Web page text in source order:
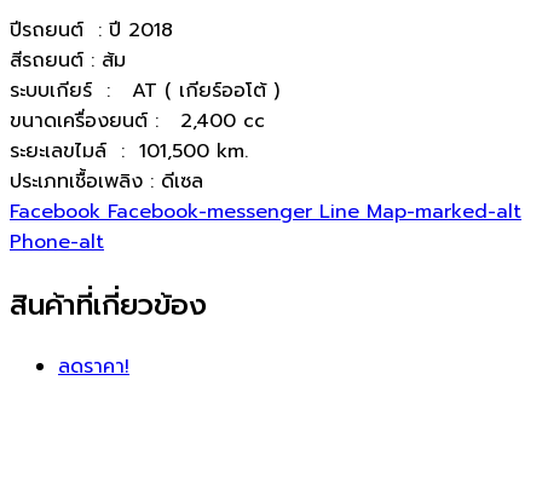
ปีรถยนต์ : ปี 2018
สีรถยนต์ : ส้ม
ระบบเกียร์ : AT ( เกียร์ออโต้ )
ขนาดเครื่องยนต์ : 2,400 cc
ระยะเลขไมล์ : 101,500 km.
ประเภทเชื้อเพลิง : ดีเซล
Facebook Facebook-messenger Line Map-marked-alt
Phone-alt
สินค้าที่เกี่ยวข้อง
ลดราคา!